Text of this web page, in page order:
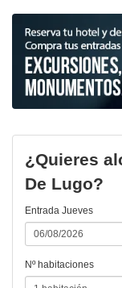
¿Quieres
De Lugo?
Entrada Jueves
Nº habitaciones